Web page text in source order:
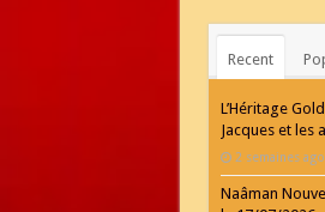
Recent
L’Héritage
Jacques et les
2 semaines ago
Naâman